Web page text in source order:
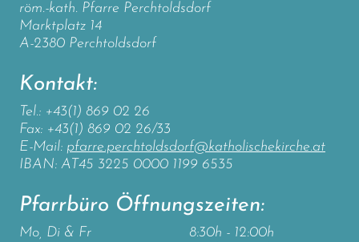
röm.-kath. Pfarre Perchtoldsdorf
Marktplatz 14
A-2380 Perchtoldsdorf
Kontakt:
Tel.: +43(1) 869 02 26
Fax: +43(1) 869 02 26/33
E-Mail: pfarre.perchtoldsdorf@katholischekirche.at
IBAN: AT45 3225 0000 1199 6535
Pfarrbüro Öffnungszeiten:
Mo, Di & Fr
8:30h - 12:00h